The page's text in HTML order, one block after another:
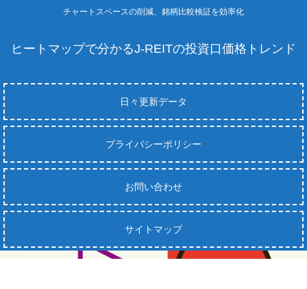
チャートスペースの削減、銘柄比較検証を効率化
ヒートマップで分かるJ-REITの投資口価格トレンド
日々更新データ
プライバシーポリシー
お問い合わせ
サイトマップ